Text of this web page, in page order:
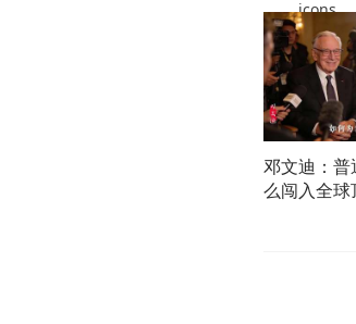
邓文迪：
么闯入全球